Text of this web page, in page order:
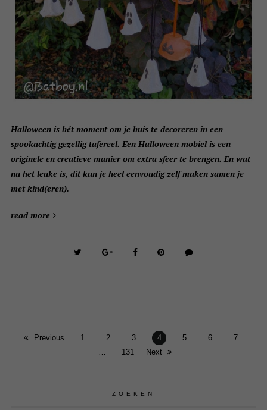
Halloween is hét moment om je huis te decoreren in een
spookachtig gezellig tafereel. Een Halloween mobiel is een
originele en creatieve manier om extra sfeer te brengen. En wat
nu het leuke is, dit kun je heel eenvoudig zelf maken samen je
met kind(eren).
read more
Previous 1 2 3 4 5 6
7
131 Next
ZOEKEN